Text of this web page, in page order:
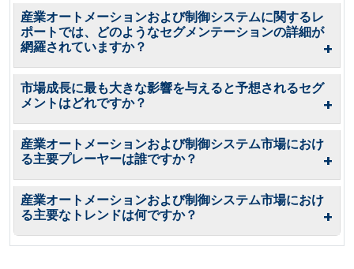
産業オートメーションおよび制御システムに関するレ
ポートでは、どのようなセグメンテーションの詳細が
網羅されていますか？
+
市場成長に最も大きな影響を与えると予想されるセグ
メントはどれですか？
+
産業オートメーションおよび制御システム市場におけ
る主要プレーヤーは誰ですか？
+
産業オートメーションおよび制御システム市場におけ
る主要なトレンドは何ですか？
+